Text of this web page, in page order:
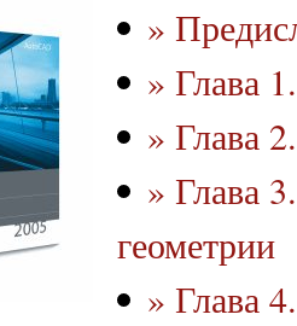
»
» Глава
» Глава
» Глава
геометрии
» Глава